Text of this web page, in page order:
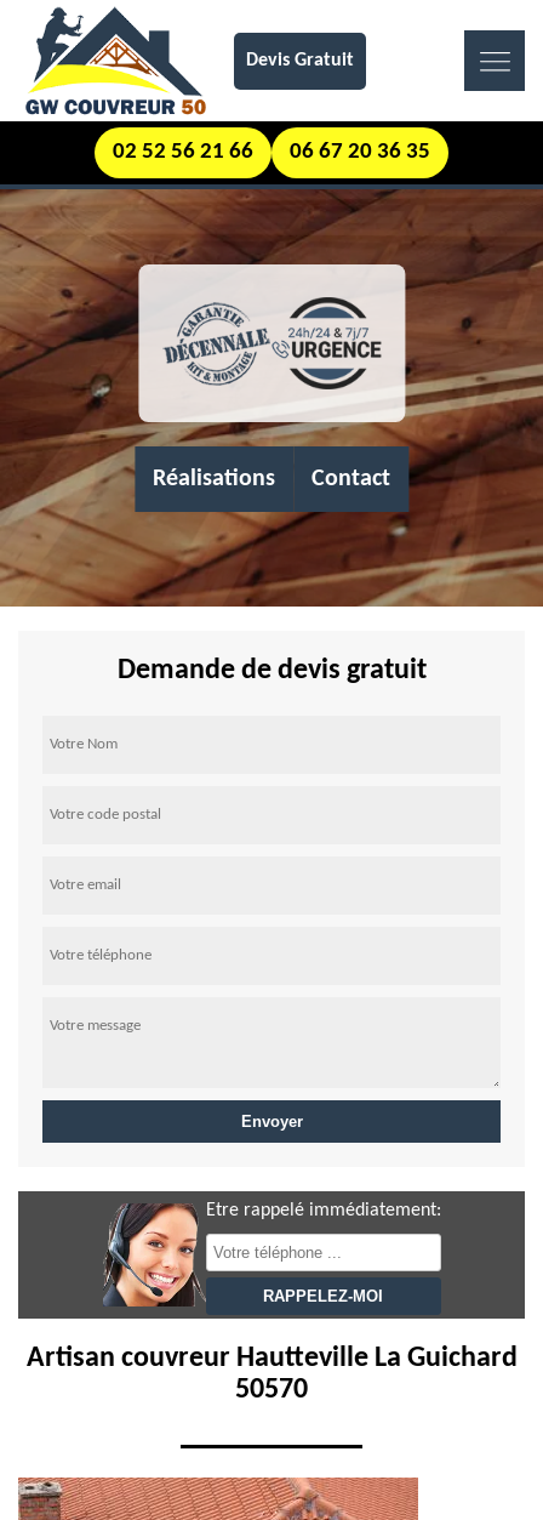
Devis Gratuit
02 52 56 21 66 06 67 20 36 35
Réalisations Contact
Demande de devis gratuit
Etre rappelé immédiatement:
Artisan couvreur Hautteville La Guichard
50570